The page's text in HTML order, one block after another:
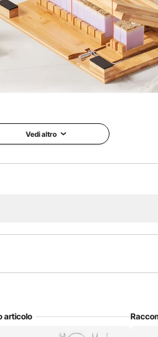
design preciso della fessura
produzione di sapone fatto in casa.
Vedi altro
articolo